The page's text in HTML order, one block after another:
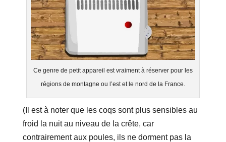
Ce genre de petit appareil est vraiment à réserver pour les
régions de montagne ou l’est et le nord de la France.
(Il est à noter que les coqs sont plus sensibles au
froid la nuit au niveau de la crête, car
contrairement aux poules, ils ne dorment pas la